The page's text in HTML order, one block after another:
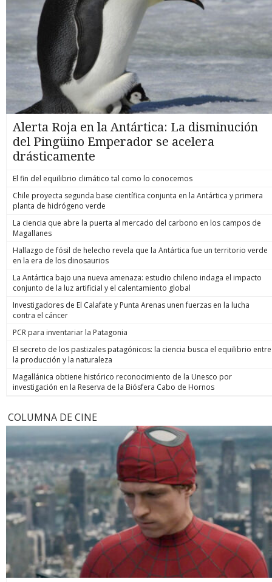
Alerta Roja en la Antártica: La disminución
del Pingüino Emperador se acelera
drásticamente
El fin del equilibrio climático tal como lo conocemos
Chile proyecta segunda base científica conjunta en la Antártica y primera
planta de hidrógeno verde
La ciencia que abre la puerta al mercado del carbono en los campos de
Magallanes
Hallazgo de fósil de helecho revela que la Antártica fue un territorio verde
en la era de los dinosaurios
La Antártica bajo una nueva amenaza: estudio chileno indaga el impacto
conjunto de la luz artificial y el calentamiento global
Investigadores de El Calafate y Punta Arenas unen fuerzas en la lucha
contra el cáncer
PCR para inventariar la Patagonia
El secreto de los pastizales patagónicos: la ciencia busca el equilibrio entre
la producción y la naturaleza
Magallánica obtiene histórico reconocimiento de la Unesco por
investigación en la Reserva de la Biósfera Cabo de Hornos
COLUMNA DE CINE